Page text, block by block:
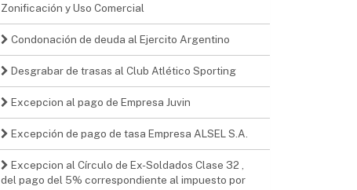
Zonificación y Uso Comercial
Condonación de deuda al Ejercito Argentino
Desgrabar de trasas al Club Atlético Sporting
Excepcion al pago de Empresa Juvin
Excepción de pago de tasa Empresa ALSEL S.A.
Excepcion al Círculo de Ex-Soldados Clase 32 ,
del pago del 5% correspondiente al impuesto por